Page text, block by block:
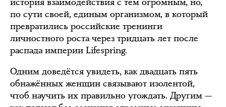
по сути своей, единым организмом, в который
превратились российские тренинги
личностного роста через тридцать лет после
распада империи Lifespring.
Одним доведётся увидеть, как двадцать пять
обнажённых женщин связывают изолентой,
чтоб научить их правильно угождать. Другим —